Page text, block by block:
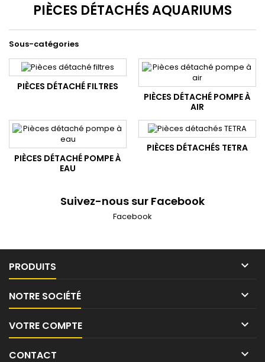
PIÈCES DÉTACHÉS AQUARIUMS
Sous-catégories
PIÈCES DÉTACHÉ FILTRES
PIÈCES DÉTACHÉ POMPE À
AIR
PIÈCES DÉTACHÉ POMPE À
EAU
PIÈCES DÉTACHÉS TETRA
Suivez-nous sur Facebook
Facebook
PRODUITS 
NOTRE SOCIÉTÉ 
VOTRE COMPTE 
CONTACT 